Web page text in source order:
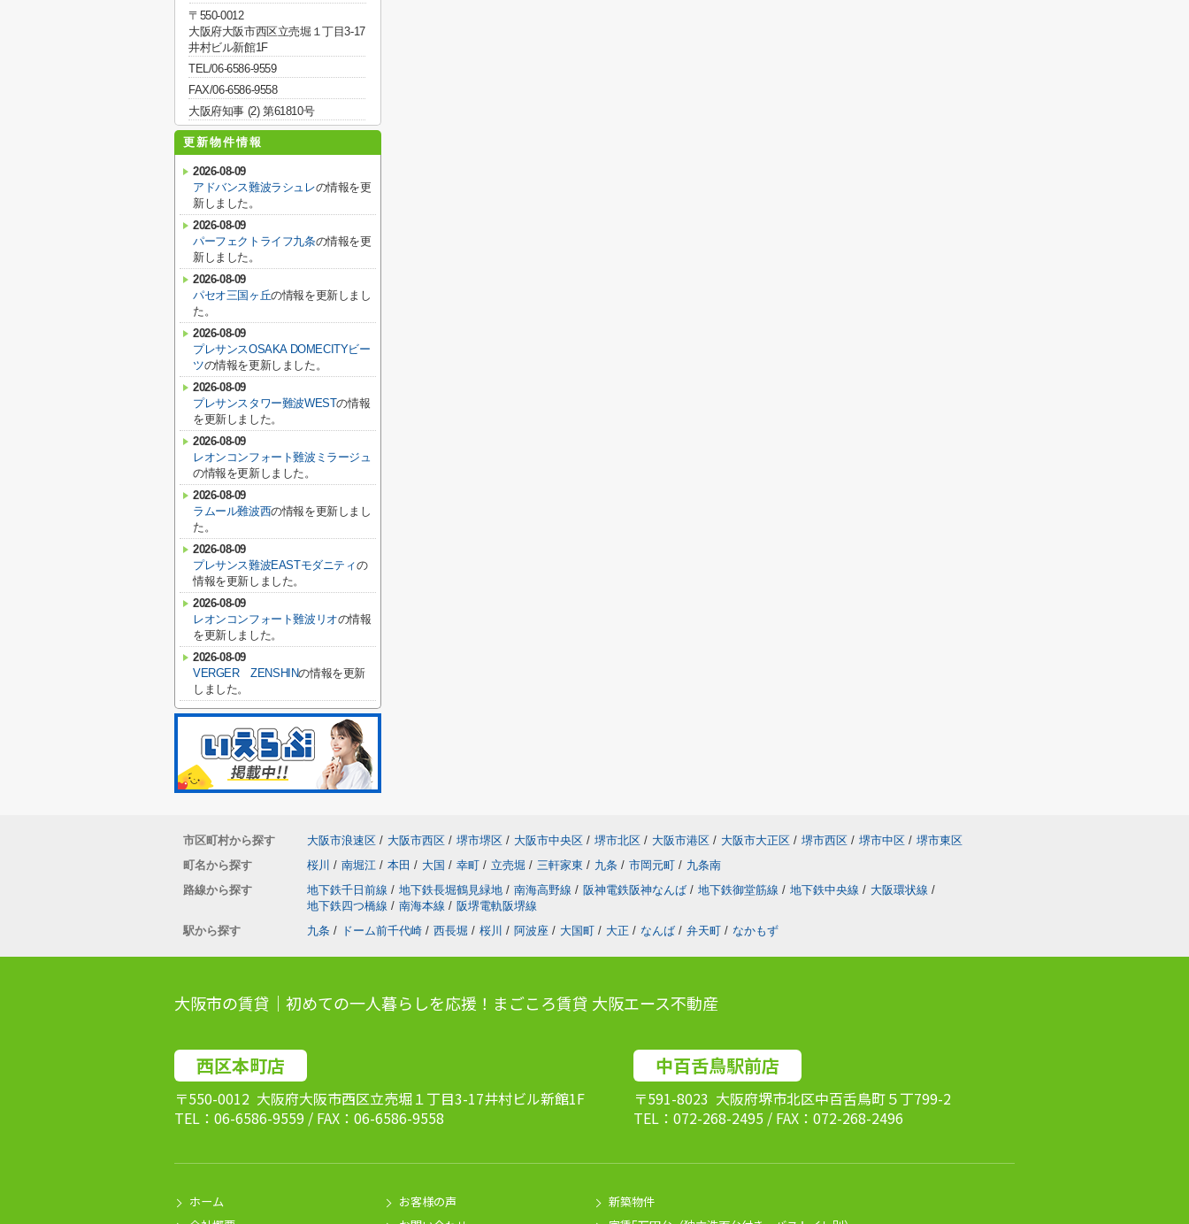
〒550-0012
大阪府大阪市西区立売堀１丁目3-17
井村ビル新館1F
TEL/06-6586-9559
FAX/06-6586-9558
大阪府知事 (2) 第61810号
更新物件情報
2026-08-09
アドバンス難波ラシュレの情報を更
新しました。
2026-08-09
パーフェクトライフ九条の情報を更
新しました。
2026-08-09
パセオ三国ヶ丘の情報を更新しまし
た。
2026-08-09
プレサンスOSAKA DOMECITYビー
ツの情報を更新しました。
2026-08-09
プレサンスタワー難波WESTの情報
を更新しました。
2026-08-09
レオンコンフォート難波ミラージュ
の情報を更新しました。
2026-08-09
ラムール難波西の情報を更新しまし
た。
2026-08-09
プレサンス難波EASTモダニティの
情報を更新しました。
2026-08-09
レオンコンフォート難波リオの情報
を更新しました。
2026-08-09
VERGER ZENSHINの情報を更新
しました。
市区町村から探す 大阪市浪速区 / 大阪市西区 / 堺市堺区 / 大阪市中央区 / 堺市北区 / 大阪市港区 / 大阪市大正区 / 堺市西区 / 堺市中区 / 堺市東区
町名から探す
桜川 / 南堀江 / 本田 / 大国 / 幸町 / 立売堀 / 三軒家東 / 九条 / 市岡元町 / 九条南
路線から探す
地下鉄千日前線 / 地下鉄長堀鶴見緑地 / 南海高野線 / 阪神電鉄阪神なんば / 地下鉄御堂筋線 / 地下鉄中央線 / 大阪環状線 /
地下鉄四つ橋線 / 南海本線 / 阪堺電軌阪堺線
駅から探す
九条 / ドーム前千代崎 / 西長堀 / 桜川 / 阿波座 / 大国町 / 大正 / なんば / 弁天町 / なかもず
大阪市の賃貸｜初めての一人暮らしを応援！まごころ賃貸 大阪エース不動産
西区本町店
〒550-0012 大阪府大阪市西区立売堀１丁目3-17井村ビル新館1F
TEL：06-6586-9559 / FAX：06-6586-9558
中百舌鳥駅前店
〒591-8023 大阪府堺市北区中百舌鳥町５丁799-2
TEL：072-268-2495 / FAX：072-268-2496
ホーム
お客様の声
新築物件